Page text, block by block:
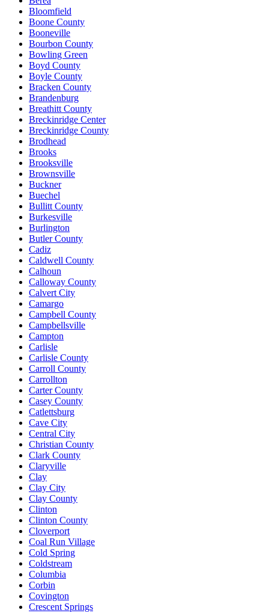
Bloomfield
Boone County
Booneville
Bourbon County
Bowling Green
Boyd County
Boyle County
Bracken County
Brandenburg
Breathitt County
Breckinridge Center
Breckinridge County
Brodhead
Brooks
Brooksville
Brownsville
Buckner
Buechel
Bullitt County
Burkesville
Burlington
Butler County
Cadiz
Caldwell County
Calhoun
Calloway County
Calvert City
Camargo
Campbell County
Campbellsville
Campton
Carlisle
Carlisle County
Carroll County
Carrollton
Carter County
Casey County
Catlettsburg
Cave City
Central City
Christian County
Clark County
Claryville
Clay
Clay City
Clay County
Clinton
Clinton County
Cloverport
Coal Run Village
Cold Spring
Coldstream
Columbia
Corbin
Covington
Crescent Springs